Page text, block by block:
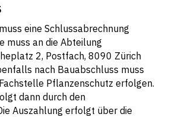
eine Schlussabrechnung
muss an die Abteilung
2, Postfach, 8090 Zürich
nach Bauabschluss muss
Pflanzenschutz erfolgen.
dann durch den
Auszahlung erfolgt über die